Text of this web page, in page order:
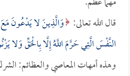
قال الله تعالى: وَالَّذِينَ لا يَدْعُونَ مَعَ
النَّفْسَ الَّتِي حَرَّمَ اللَّهُ إِلَّا بِالْحَقِّ وَلا
وهذه أمهات المعاصي والعظائم: